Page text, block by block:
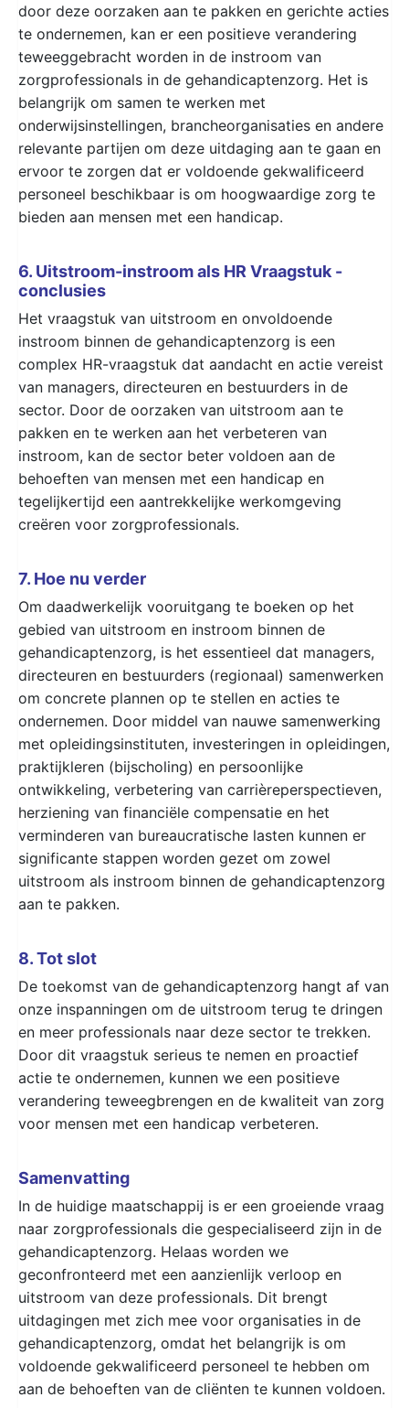
door deze oorzaken aan te pakken en gerichte acties
te ondernemen, kan er een positieve verandering
teweeggebracht worden in de instroom van
zorgprofessionals in de gehandicaptenzorg. Het is
belangrijk om samen te werken met
onderwijsinstellingen, brancheorganisaties en andere
relevante partijen om deze uitdaging aan te gaan en
ervoor te zorgen dat er voldoende gekwalificeerd
personeel beschikbaar is om hoogwaardige zorg te
bieden aan mensen met een handicap.
6. Uitstroom-instroom als HR Vraagstuk -
conclusies
Het vraagstuk van uitstroom en onvoldoende
instroom binnen de gehandicaptenzorg is een
complex HR-vraagstuk dat aandacht en actie vereist
van managers, directeuren en bestuurders in de
sector. Door de oorzaken van uitstroom aan te
pakken en te werken aan het verbeteren van
instroom, kan de sector beter voldoen aan de
behoeften van mensen met een handicap en
tegelijkertijd een aantrekkelijke werkomgeving
creëren voor zorgprofessionals.
7. Hoe nu verder
Om daadwerkelijk vooruitgang te boeken op het
gebied van uitstroom en instroom binnen de
gehandicaptenzorg, is het essentieel dat managers,
directeuren en bestuurders (regionaal) samenwerken
om concrete plannen op te stellen en acties te
ondernemen. Door middel van nauwe samenwerking
met opleidingsinstituten, investeringen in opleidingen,
praktijkleren (bijscholing) en persoonlijke
ontwikkeling, verbetering van carrièreperspectieven,
herziening van financiële compensatie en het
verminderen van bureaucratische lasten kunnen er
significante stappen worden gezet om zowel
uitstroom als instroom binnen de gehandicaptenzorg
aan te pakken.
8. Tot slot
De toekomst van de gehandicaptenzorg hangt af van
onze inspanningen om de uitstroom terug te dringen
en meer professionals naar deze sector te trekken.
Door dit vraagstuk serieus te nemen en proactief
actie te ondernemen, kunnen we een positieve
verandering teweegbrengen en de kwaliteit van zorg
voor mensen met een handicap verbeteren.
Samenvatting
In de huidige maatschappij is er een groeiende vraag
naar zorgprofessionals die gespecialiseerd zijn in de
gehandicaptenzorg. Helaas worden we
geconfronteerd met een aanzienlijk verloop en
uitstroom van deze professionals. Dit brengt
uitdagingen met zich mee voor organisaties in de
gehandicaptenzorg, omdat het belangrijk is om
voldoende gekwalificeerd personeel te hebben om
aan de behoeften van de cliënten te kunnen voldoen.